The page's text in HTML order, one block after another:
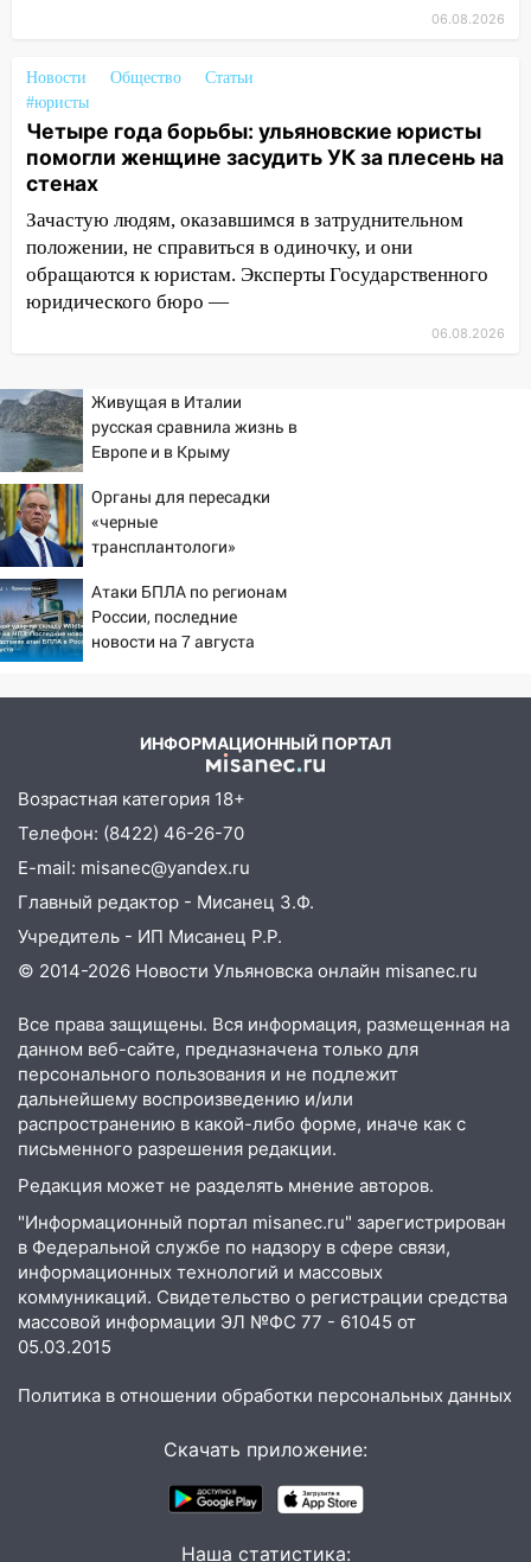
провернул хитрую схему с чужими
проездными
12:10 Ульяновский алиментщик накопил
120 тысяч долга
опасность» на территории Ульяновской
области
11:30 Кабмин РФ разрешил до 1 июля
2027 года импорт, выпуск и обращение
11:12
Соцсети: на Рябикова автомобиль
врезался в забор
10:27
Где есть бензин в Ульяновске
днем 6 августа: список АЗС
10:16
Внимание! В Ульяновской области
объявлена ракетная опасность
10:00
В Старомайнском районе утонул
51-летний мужчина
застрял в тепловозе
Ульяновские спасатели помогли
юному велосипедисту на улице
Чернышевского
08:21 В Заволжском районе украли два
велосипеда
07:18 В Ульяновск идет
тридцатиградусная жара: какая будет
погода в четверг
юристы помогли женщине засудить УК
за плесень на стенах
05:00 Кому 6 августа звезды сулят
прибыль, а кому — испытания на
прочность
05.08.2026
22:58 Соцсети: на проспекте Тюленева
ДТП с мотоциклистом
20:22 Мошенники обманули 92-летнюю
жительницу Ульяновской области
подвез троих незнакомцев на трассе и
Прогноз погоды на 6 августа в
Ульяновской области
06.08.2026
Новости Общество
Статьи
#юристы
Четыре года борьбы: ульяновские юристы
помогли женщине засудить УК за плесень на
стенах
Зачастую людям, оказавшимся в затруднительном
положении, не справиться в одиночку, и они
обращаются к юристам. Эксперты Государственного
юридического бюро —
06.08.2026
Живущая в Италии
русская сравнила жизнь в
Европе и в Крыму
Органы для пересадки
«черные
трансплантологи»
пациентов
Атаки БПЛА по регионам
России, последние
новости на 7 августа
ИНФОРМАЦИОННЫЙ ПОРТАЛ
Возрастная категория 18+
Телефон: (8422) 46-26-70
E-mail: misanec@yandex.ru
Главный редактор - Мисанец З.Ф.
Учредитель - ИП Мисанец Р.Р.
© 2014-2026 Новости Ульяновска онлайн misanec.ru
Все права защищены. Вся информация, размещенная на
данном веб-сайте, предназначена только для
персонального пользования и не подлежит
дальнейшему воспроизведению и/или
распространению в какой-либо форме, иначе как с
письменного разрешения редакции.
Редакция может не разделять мнение авторов.
"Информационный портал misanec.ru" зарегистрирован
в Федеральной службе по надзору в сфере связи,
информационных технологий и массовых
коммуникаций. Свидетельство о регистрации средства
массовой информации ЭЛ №ФС 77 - 61045 от
05.03.2015
Политика в отношении обработки персональных данных
Скачать приложение:
Наша статистика: